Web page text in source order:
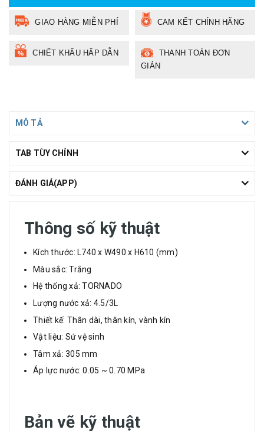
GIAO HÀNG MIỄN PHÍ CAM KẾT CHÍNH HÃNG
CHIẾT KHẤU HẤP DẪN
THANH TOÁN ĐƠN
GIẢN
MÔ TẢ
TAB TÙY CHỈNH
ĐÁNH GIÁ(APP)
Thông số kỹ thuật
Kích thước: L740 x W490 x H610 (mm)
Màu sắc: Trắng
Hệ thống xả: TORNADO
Lượng nước xả: 4.5/3L
Thiết kế: Thân dài, thân kín, vành kín
Vật liệu: Sứ vệ sinh
Tâm xả: 305 mm
Áp lực nước: 0.05 ~ 0.70 MPa
Bản vẽ kỹ thuật